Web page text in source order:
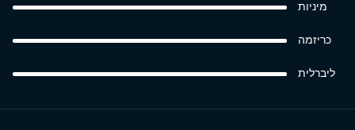
מיניות
כריזמה
ליברלית